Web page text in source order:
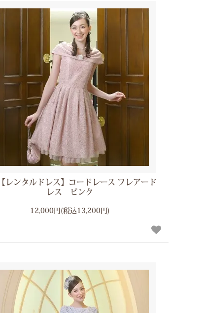
【レンタルドレス】コードレース フレアード
レス ピンク
12,000円(税込13,200円)